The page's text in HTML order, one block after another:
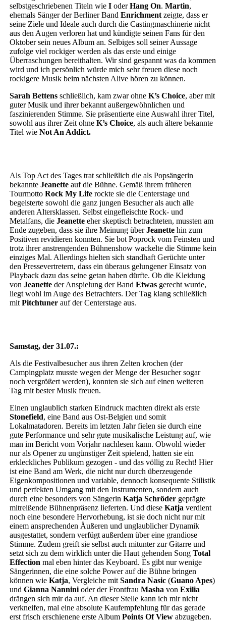
selbstgeschriebenen Titeln wie I oderHang On. Martin,
ehemals Sänger der Berliner Band Enrichmentzeigte, dass er
seine Ziele und Ideale auch durch die Castingmaschinerie nicht
aus den Augen verloren hat und kündigte seinen Fans für den
Oktober sein neues Album an. Selbiges soll seiner Aussage
zufolge viel rockiger werden als das erste und einige
Überraschungen bereithalten. Wir sind gespannt was da kommen
wird und ich persönlich würde mich sehr freuen diese noch
rockigere Musik beim nächsten Alive hören zu können.
Sarah Bettensschließlich, kam zwar ohne K’s Choice, aber mit
guter Musik und ihrer bekannt außergewöhnlichen und
faszinierenden Stimme. Sie präsentierte eine Auswahl ihrer Titel,
sowohl aus ihrer Zeit ohne K’s Choice, als auch ältere bekannte
Titel wie Not An Addict.
Als Top Act des Tages trat schließlich die als Popsängerin
bekannte Jeanetteauf die Bühne. Gemäß ihrem früheren
Tourmotto Rock My Liferockte sie die Centerstage und
begeisterte sowohl die ganz jungen Besucher als auch alle
anderen Altersklassen. Selbst eingefleischte Rock- und
Metalfans, die Jeanetteeher skeptisch betrachteten, mussten am
Ende zugeben, dass sie ihre Meinung überJeanettehin zum
Positiven revidieren konnten. Sie bot Poprock vom Feinsten und
trotz ihrer anstrengenden Bühnenshow wackelte die Stimme kein
einziges Mal. Allerdings hielten sich standhaft Gerüchte unter
den Pressevertretern, dass ein überaus gelungener Einsatz von
Playback dazu das seine getan haben dürfte. Ob die Kleidung
von Jeanetteder Anspielung der Band Etwasgerecht wurde,
liegt wohl im Auge des Betrachters. Der Tag klang schließlich
mit Pitchtunerauf der Centerstage aus.
Samstag, der 31.07.:
Als die Festivalbesucher aus ihren Zelten krochen (der
Campingplatz musste wegen der Menge der Besucher sogar
noch vergrößert werden), konnten sie sich auf einen weiteren
Tag mit bester Musik freuen.
Einen unglaublich starken Eindruck machten direkt als erste
Stonefield, eine Band aus Ost-Belgien und somit
Lokalmatadoren. Bereits im letzten Jahr fielen sie durch eine
gute Performance und sehr gute musikalische Leistung auf, wie
man im Bericht vom Vorjahr nachlesen kann. Obwohl wieder
nur als Opener zu ungünstiger Zeit spielend, hatten sie ein
erkleckliches Publikum gezogen - und das völlig zu Recht! Hier
ist eine Band am Werk, die nicht nur durch überzeugende
Eigenkompositionen und variable, dennoch konsequente Stilistik
und perfekten Umgang mit den Instrumenten, sondern auch
durch eine besonders von Sängerin Katja Schrödergeprägte
mitreißende Bühnenpräsenz lieferten. Und diese Katja verdient
noch eine besondere Hervorhebung, ist sie doch nicht nur mit
einem ansprechenden Äußeren und unglaublicher Dynamik
ausgestattet, sondern verfügt außerdem über eine grandiose
Stimme. Zudem greift sie selbst auch mitunter zur Gitarre und
setzt sich zu dem wirklich unter die Haut gehenden Song Total
Effection mal eben hinter das Keyboard. Es gibt nur wenige
Sängerinnen, die eine solche Power auf die Bühne bringen
können wie Katja, Vergleiche mit Sandra Nasic(Guano Apes)
und Gianna Nanninioder der Frontfrau Masha von Exilia
drängen sich mir da auf. An dieser Stelle kann ich mir nicht
verkneifen, mal eine absolute Kaufempfehlung für das gerade
erst frisch erschienene erste Album Points Of Viewabzugeben.